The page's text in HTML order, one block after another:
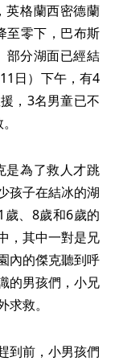
英格蘭西密德蘭
至零下，巴布斯
部分湖面已經結
日）下午，有4
，3名男童已不
是為了救人才跳
孩子在結冰的湖
、8歲和6歲的
，其中一對是兄
內的傑克聽到呼
的男孩們，小兄
救。
到前，小男孩們